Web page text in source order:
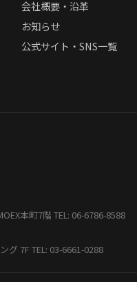
会社概要・沿革
お知らせ
公式サイト・SNS一覧
本町7階 TEL: 06-6786-8588
グ 7F TEL: 03-6661-0288